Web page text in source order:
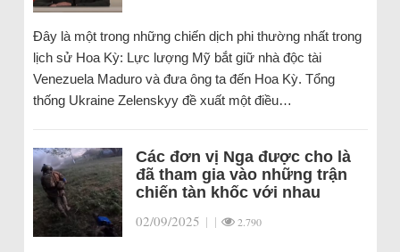
Đây là một trong những chiến dịch phi thường nhất trong
lịch sử Hoa Kỳ: Lực lượng Mỹ bắt giữ nhà độc tài
Venezuela Maduro và đưa ông ta đến Hoa Kỳ. Tổng
thống Ukraine Zelenskyy đề xuất một điều…
Các đơn vị Nga được cho là
đã tham gia vào những trận
chiến tàn khốc với nhau
02/09/2025 | | 2.790